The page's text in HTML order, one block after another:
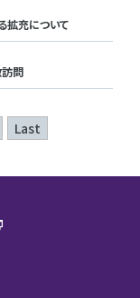
拡充について
問
Last